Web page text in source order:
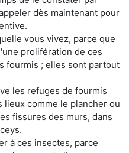
dès maintenant pour
vous vivez, parce que
prolifération de ces
fourmis ; elles sont partout
les refuges de fourmis
lieux comme le plancher ou
fissures des murs, dans
à ces insectes, parce